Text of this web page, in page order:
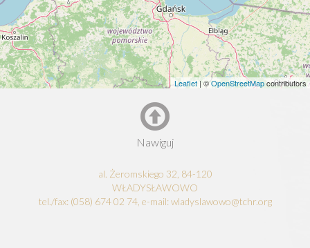
Leaflet | ©OpenStreetMapcontributors
Nawiguj
al. Żeromskiego 32, 84-120
WŁADYSŁAWOWO
tel./fax: (058) 674 02 74, e-mail: wladyslawowo@tchr.org